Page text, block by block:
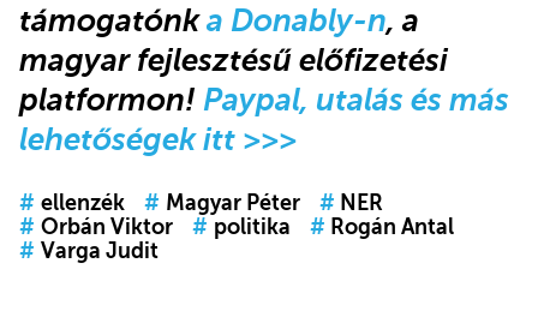
támogatónka Donably-n, a
magyar fejlesztésű előfizetési
platformon! Paypal, utalás és más
lehetőségek itt >>>
# ellenzék # Magyar Péter # NER
# Orbán Viktor # politika # Rogán Antal
# Varga Judit